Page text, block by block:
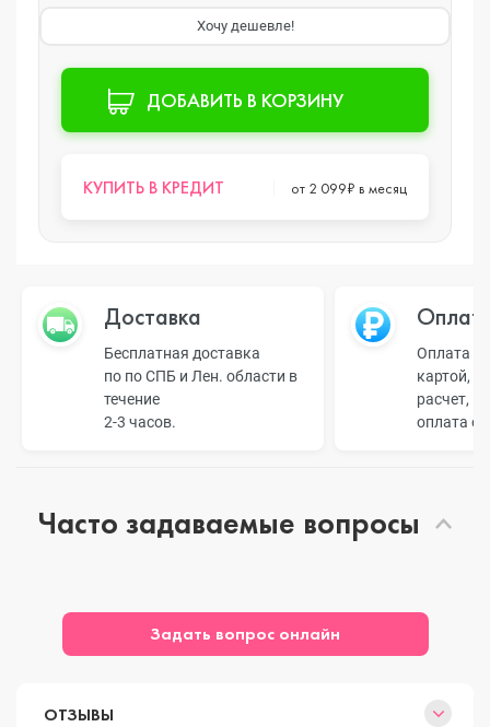
Хочу дешевле!
ДОБАВИТЬ В КОРЗИНУ
КУПИТЬ В КРЕДИТ от 2 099₽ в месяц
Доставка
Бесплатная доставка
по по СПБ и Лен. области в
течение
2-3 часов.
Оплата
картой,
расчет,
оплата
Часто задаваемые вопросы
Задать вопрос онлайн
ОТЗЫВЫ